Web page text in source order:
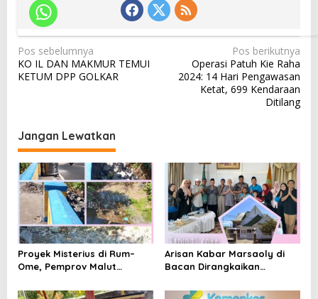
N
a
g
a
s
i
p
o
s
Pos sebelumnya
KO IL DAN MAKMUR TEMUI
KETUM DPP GOLKAR
Pos berikutnya
Operasi Patuh Kie Raha
2024: 14 Hari Pengawasan
Ketat, 699 Kendaraan
Ditilang
Jangan Lewatkan
Proyek Misterius di Rum–
Ome, Pemprov Malut
Lalu Punya Siapa?
Arisan Kabar Marsaoly di
Bacan Dirangkaikan
Kesultanan Bacan